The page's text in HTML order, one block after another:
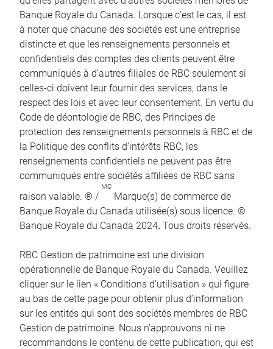
Banque Royale du Canada. Lorsque c’est le cas, il est
à noter que chacune des sociétés est une entreprise
distincte et que les renseignements personnels et
confidentiels des comptes des clients peuvent être
communiqués à d’autres filiales de RBC seulement si
celles-ci doivent leur fournir des services, dans le
respect des lois et avec leur consentement. En vertu du
Code de déontologie de RBC, des Principes de
protection des renseignements personnels à RBC et de
la Politique des conflits d’intérêts RBC, les
renseignements confidentiels ne peuvent pas être
communiqués entre sociétés affiliées de RBC sans
raison valable. ® /
MC
Marque(s) de commerce de
Banque Royale du Canada utilisée(s) sous licence. ©
Banque Royale du Canada 2024. Tous droits réservés.
RBC Gestion de patrimoine est une division
opérationnelle de Banque Royale du Canada. Veuillez
cliquer sur le lien « Conditions d’utilisation » qui figure
au bas de cette page pour obtenir plus d’information
sur les entités qui sont des sociétés membres de RBC
Gestion de patrimoine. Nous n’approuvons ni ne
recommandons le contenu de cette publication, qui est